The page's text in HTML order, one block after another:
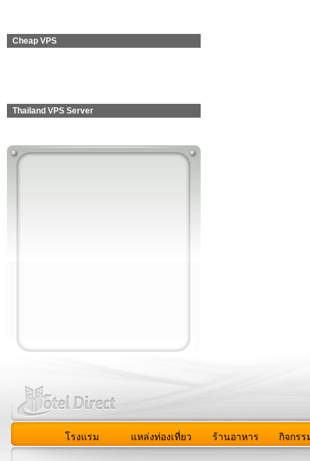
Cheap VPS
Thailand VPS Server
โรงแรม แหล่งท่องเที่ยว ร้านอาหาร กิจกรร